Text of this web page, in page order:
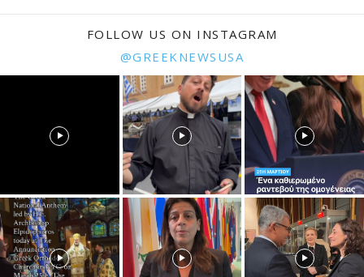
FOLLOW US ON INSTAGRAM
@GREEKNEWSUSA